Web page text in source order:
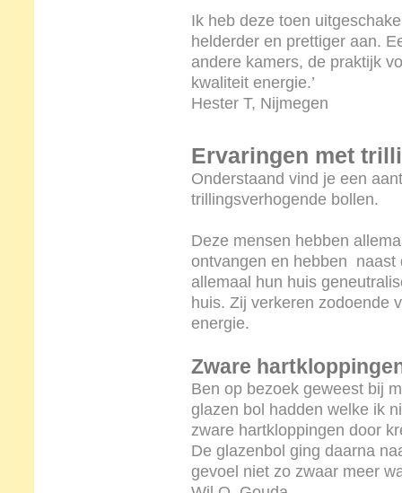
Ik heb deze toen
helderder en prettiger aan.
andere kamers, de praktijk
kwaliteit energie.’
Hester T, Nijmegen
Ervaringen met
Onderstaand vind je een
trillingsverhogende bollen.
Deze mensen hebben
ontvangen en hebben naast
allemaal hun huis
huis. Zij verkeren zodoende
energie.
Zware
Ben op bezoek geweest bij
glazen bol hadden welke ik
zware hartkloppingen door
De glazenbol ging daarna
gevoel niet zo zwaar meer